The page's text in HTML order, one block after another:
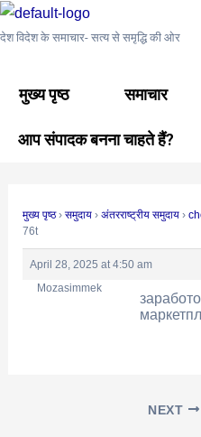
Skip
to
देश विदेश के समाचार- सत्य से समृद्धि की ओर
मुख्य पृष्ठ समाचार
आप संपादक बनना चाहते हैं?
मुख्य पृष्ठ › समुदाय › अंतरराष्ट्रीय समुदाय ›
76t
April 28, 2025 at 4:50 am
Mozasimmek
Post
navigation
NEXT